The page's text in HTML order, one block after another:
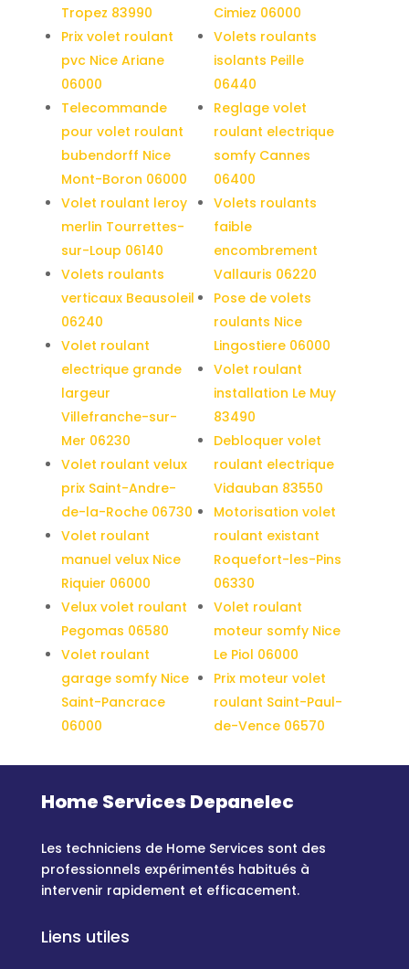
Tropez 83990
Prix volet roulant
pvc Nice Ariane
06000
Telecommande
pour volet roulant
bubendorff Nice
Mont-Boron 06000
Volet roulant leroy
merlin Tourrettes-
sur-Loup 06140
Volets roulants
verticaux Beausoleil
06240
Volet roulant
electrique grande
largeur
Villefranche-sur-
Mer 06230
Volet roulant velux
prix Saint-Andre-
de-la-Roche 06730
Volet roulant
manuel velux Nice
Riquier 06000
Velux volet roulant
Pegomas 06580
Volet roulant
garage somfy Nice
Saint-Pancrace
06000
Cimiez 06000
Volets roulants
isolants Peille
06440
Reglage volet
roulant electrique
somfy Cannes
06400
Volets roulants
faible
encombrement
Vallauris 06220
Pose de volets
roulants Nice
Lingostiere 06000
Volet roulant
installation Le Muy
83490
Debloquer volet
roulant electrique
Vidauban 83550
Motorisation volet
roulant existant
Roquefort-les-Pins
06330
Volet roulant
moteur somfy Nice
Le Piol 06000
Prix moteur volet
roulant Saint-Paul-
de-Vence 06570
Home Services Depanelec
Les techniciens de Home Services sont des
professionnels expérimentés habitués à
intervenir rapidement et efficacement.
Liens utiles